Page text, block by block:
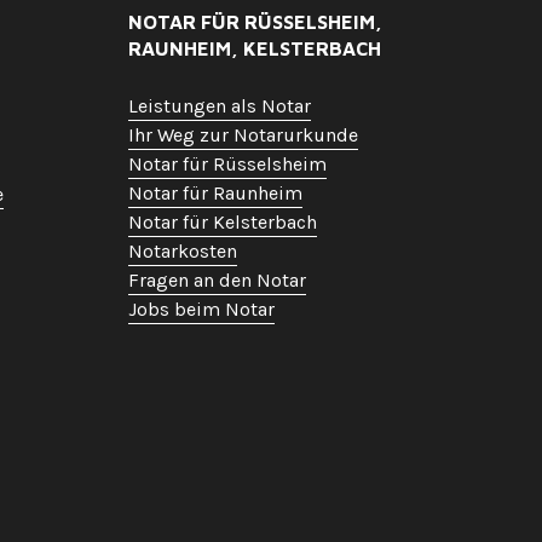
NOTAR FÜR RÜSSELSHEIM,
RAUNHEIM, KELSTERBACH
Leistungen als Notar
Ihr Weg zur Notarurkunde
Notar für Rüsselsheim
Notar für Raunheim
Notar für Kelsterbach
Notarkosten
Fragen an den Notar
Jobs beim Notar